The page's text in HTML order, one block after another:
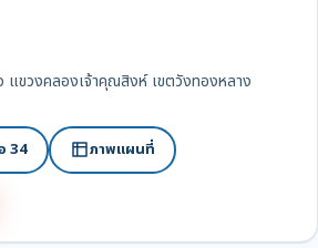
แขวงคลองเจ้าคุณสิงห์ เขตวังทองหลาง
34 ภาพแผนที่